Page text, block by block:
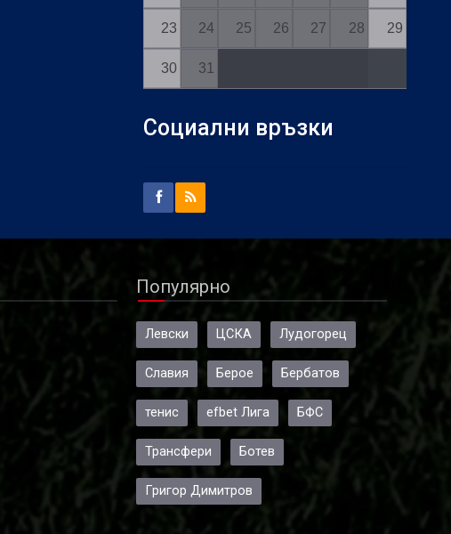
23 24 25 26 27 28 29
30 31
Социални връзки
Популярно
Левски ЦСКА Лудогорец
Славия Берое Бербатов
тенис efbet Лига БФС
Трансфери Ботев
Григор Димитров